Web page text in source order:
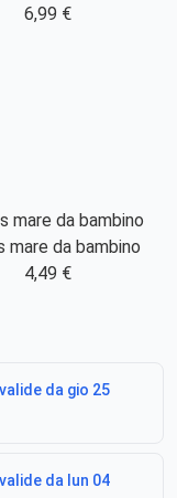
6,99 €
mare da bambino
4,49 €
da gio 25
da lun 04